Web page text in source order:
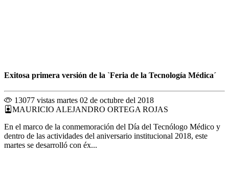
Exitosa primera versión de la `Feria de la Tecnología Médica´
13077 vistas martes 02 de octubre del 2018
MAURICIO ALEJANDRO ORTEGA ROJAS
En el marco de la conmemoración del Día del Tecnólogo Médico y
dentro de las actividades del aniversario institucional 2018, este
martes se desarrolló con éx...